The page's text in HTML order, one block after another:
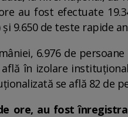
au fost efectuate
și 9.650 de teste rapide
6.976 de
în izolare
se află 82 de
ore, au fost